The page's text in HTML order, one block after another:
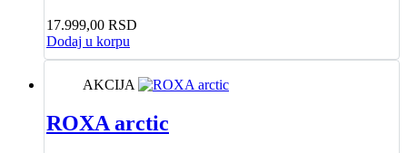
17.999,00 RSD
Dodaj u korpu
AKCIJA
ROXA arctic